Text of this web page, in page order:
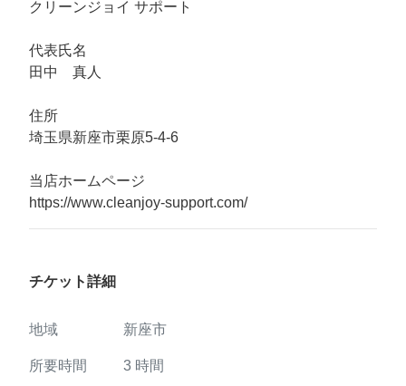
クリーンジョイ サポート
代表氏名
田中 真人
住所
埼玉県新座市栗原5-4-6
当店ホームページ
https://www.cleanjoy-support.com/
チケット詳細
地域 新座市
所要時間 3 時間